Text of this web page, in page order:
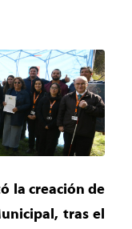
la creación de
tras el